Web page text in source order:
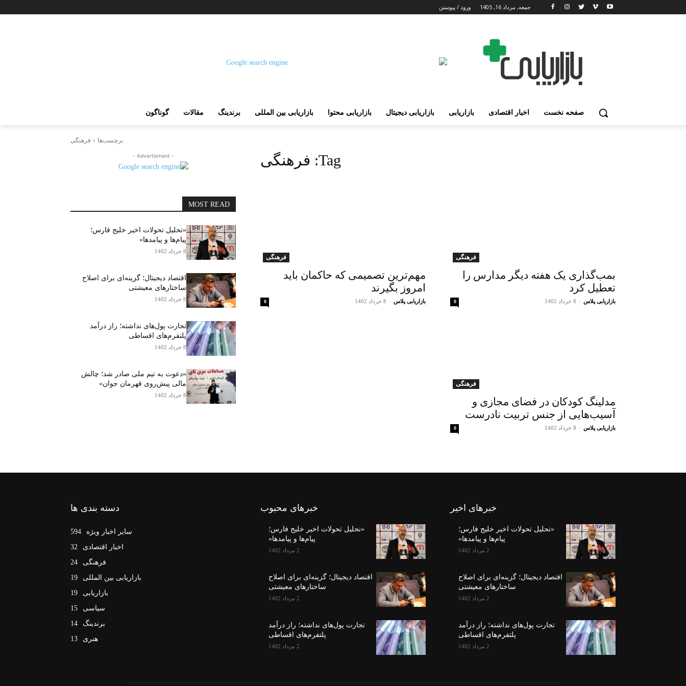
جمعه, مرداد 16, 1405 ورود / پیوستن
صفحه نخست اخبار اقتصادی بازاریابی بازاریابی دیجیتال بازاریابی محتوا بازاریابی بین المللی برندینگ مقالات گوناگون
برچسب‌ها فرهنگی
Tag: فرهنگی
فرهنگی
بمب‌گذاری یک هفته دیگر مدارس را
تعطیل کرد
بازاریابی پلاس - 8 خرداد 1402 0
فرهنگی
مهم‌ترین تصمیمی که حاکمان باید
امروز بگیرند
بازاریابی پلاس - 8 خرداد 1402 0
فرهنگی
مدلینگ کودکان در فضای مجازی و
آسیب‌هایی از جنس تربیت نادرست
بازاریابی پلاس - 8 خرداد 1402 0
- Advertisment -
MOST READ
«تحلیل تحولات اخیر خلیج فارس؛
پیام‌ها و پیامدها»
8 خرداد 1402
اقتصاد دیجیتال؛ گزینه‌ای برای اصلاح
ساختارهای معیشتی
8 خرداد 1402
تجارت پول‌های نداشته؛ راز درآمد
پلتفرم‌های اقساطی
8 خرداد 1402
«دعوت به تیم ملی صادر شد؛ چالش
مالی پیش‌روی قهرمان جوان»
8 خرداد 1402
خبرهای اخیر
«تحلیل تحولات اخیر خلیج فارس؛
پیام‌ها و پیامدها»
2 مرداد 1402
اقتصاد دیجیتال؛ گزینه‌ای برای اصلاح
ساختارهای معیشتی
2 مرداد 1402
تجارت پول‌های نداشته؛ راز درآمد
پلتفرم‌های اقساطی
2 مرداد 1402
خبرهای محبوب
«تحلیل تحولات اخیر خلیج فارس؛
پیام‌ها و پیامدها»
2 مرداد 1402
اقتصاد دیجیتال؛ گزینه‌ای برای اصلاح
ساختارهای معیشتی
2 مرداد 1402
تجارت پول‌های نداشته؛ راز درآمد
پلتفرم‌های اقساطی
2 مرداد 1402
دسته بندی ها
سایر اخبار ویژه
594
اخبار اقتصادی
32
فرهنگی
24
بازاریابی بین المللی
19
بازاریابی
19
سیاسی
15
برندینگ
14
هنری
13